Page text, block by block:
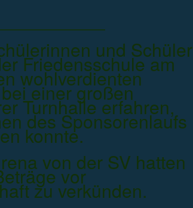
und Schüler
Friedensschule am
wohlverdienten
einer großen
Turnhalle erfahren,
des Sponsorenlaufs
konnte.
von der SV hatten
vor
zu verkünden.